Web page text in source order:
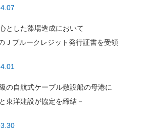
とした藻場造成において
Ｊブルークレジット発行証書を受領
の自航式ケーブル敷設船の母港に
東洋建設が協定を締結－